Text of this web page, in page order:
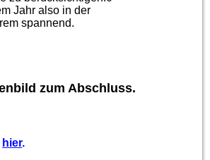
Jahr also in der
spannend.
zum Abschluss.
hier.